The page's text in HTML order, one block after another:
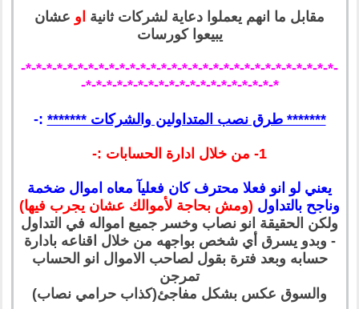
مقابل ما انهم يعملوا دعاية لشركات ثانية او عشان
يبيعوا كورسات
-*-*-*-*-*-*-*-*-*-*-*-*-*-*-*-*-*-*-*-*-*-*-*-*-*-*-*-*-*-*-
*-*-*-*-*-*-*-*-*-*-*-*-*-*-*-*-*-*-*-
******* طرق نصب المتداولين والشركات ******* :-
1- من خلال ادارة الحسابات :-
يعني لو انو فعلا محترف كان فعليآ معاه اموال ضخمة
وناجح بالتداول (ومش بحاجة لأموالك عشان يجرب فيها)
ولكن الحقيقة انو نصاب وخسر جميع امواله في التداول
- وبدو يسرق أي شخص بواجهه من خلال اقناعه بادارة
حسابه وبعد فترة بقول لصاحب الاموال انو الحساب
تمرجن
والسوق عكس بشكل مفاجئ(كذاب حرامي نصاب)